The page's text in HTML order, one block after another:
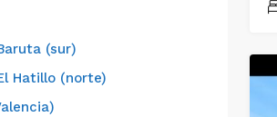
(sur)
Hatillo (norte)